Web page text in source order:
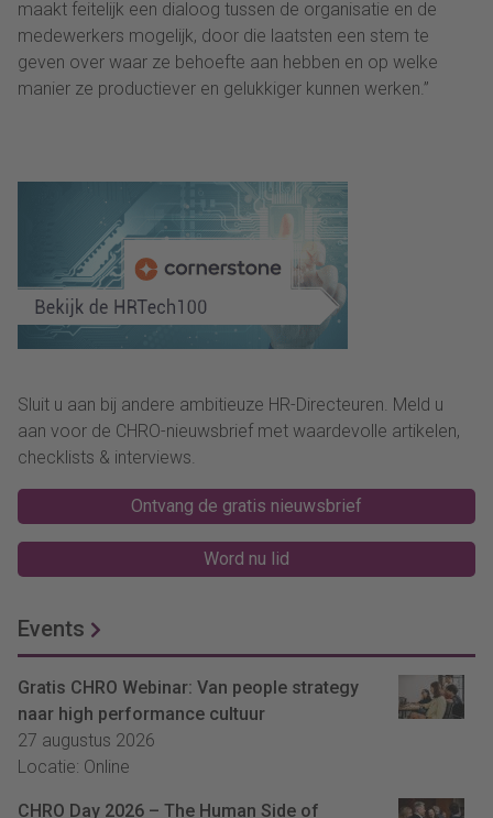
maakt feitelijk een dialoog tussen de organisatie en de
medewerkers mogelijk, door die laatsten een stem te
geven over waar ze behoefte aan hebben en op welke
manier ze productiever en gelukkiger kunnen werken.”
Sluit u aan bij andere ambitieuze HR-Directeuren. Meld u
aan voor de CHRO-nieuwsbrief met waardevolle artikelen,
checklists & interviews.
Ontvang de gratis nieuwsbrief
Word nu lid
Events
Gratis CHRO Webinar: Van people strategy
naar high performance cultuur
27 augustus 2026
Locatie: Online
CHRO Day 2026 – The Human Side of